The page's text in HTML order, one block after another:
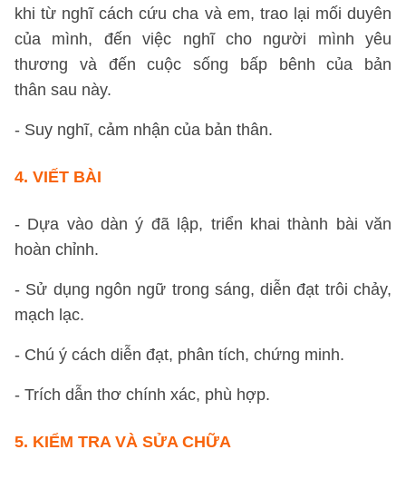
khi từ nghĩ cách cứu cha và em, trao lại mối duyên
của mình, đến việc nghĩ cho người mình yêu
thương và đến cuộc sống bấp bênh của bản
thân sau này.
- Suy nghĩ, cảm nhận của bản thân.
4. VIẾT BÀI
- Dựa vào dàn ý đã lập, triển khai thành bài văn
hoàn chỉnh.
- Sử dụng ngôn ngữ trong sáng, diễn đạt trôi chảy,
mạch lạc.
- Chú ý cách diễn đạt, phân tích, chứng minh.
- Trích dẫn thơ chính xác, phù hợp.
5. KIỂM TRA VÀ SỬA CHỮA